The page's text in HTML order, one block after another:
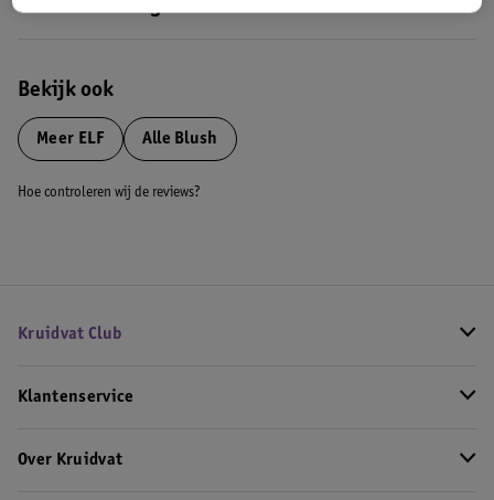
Bestel & Bezorginformatie
Bekijk ook
Meer ELF Alle Blush
Hoe controleren wij de reviews?
Kruidvat Club
Klantenservice
Over Kruidvat